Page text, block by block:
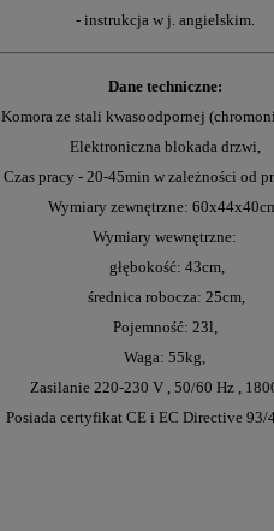
- instrukcja w j. angielskim.
Dane techniczne:
Komora ze stali kwasoodpornej
Elektroniczna blokada drzwi,
Czas pracy - 20-45min w zależności od
Wymiary zewnętrzne:
Wymiary wewnętrzne:
głębokość: 43cm,
średnica robocza: 25cm,
Pojemność: 23l,
Waga: 55kg,
Zasilanie 220-230 V , 50/60 Hz ,
Posiada certyfikat CE i EC Directive 93/